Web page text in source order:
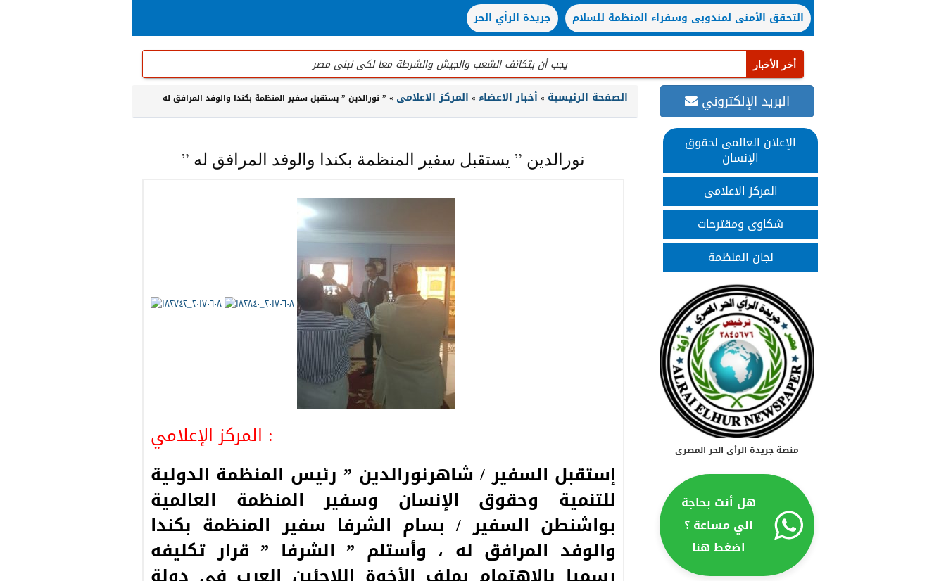
التحقق الأمنى لمندوبى وسفراء المنظمة للسلام
جريدة الرأي الحر
يجب أن يتكاتف الشعب والجيش والشرطة معا لكى نبنى مصر
للتواصل تليفون المنظمة الرئيسى / 0201020407090
جميع لجان المنظمة عمل تطوعى وليست وظيفه
تليفون / واتس المنظمة الرئيسى للتواصل والإستفسار / 0201020407090
البريد الإلكتروني
الإعلان العالمى لحقوق
الإنسان
المركز الاعلامى
شكاوى ومقترحات
لجان المنظمة
منصة جريدة الرأى الحر المصرى
هل أنت بحاجة
الي مساعة ؟
اضغط هنا
الصفحة الرئيسية » أخبار الاعضاء » المركز الاعلامى » ” نورالدين ” يستقبل سفير المنظمة بكندا والوفد المرافق له
” نورالدين ” يستقبل سفير المنظمة بكندا والوفد المرافق له
المركز الإعلامي :
إستقبل السفير / شاهرنورالدين ” رئيس المنظمة الدولية
للتنمية وحقوق الإنسان وسفير المنظمة العالمية
بواشنطن السفير / بسام الشرفا سفير المنظمة بكندا
والوفد المرافق له ، وأستلم ” الشرفا ” قرار تكليفه